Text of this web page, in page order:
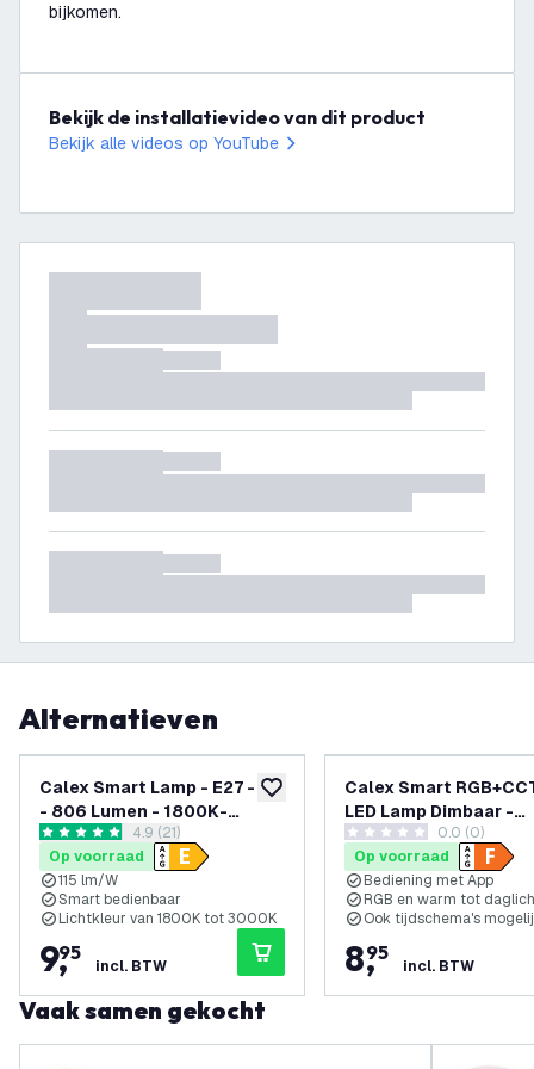
bijkomen.
Bekijk de installatievideo van dit product
Bekijk alle videos op YouTube
Alternatieven
toevoegen aan verlanglijst
Calex Smart Lamp - E27 - 7W
- 806 Lumen - 1800K-
3000K reviews drawer openen
4.9 score sterren4.9 (21)
Op voorraad
115 lm/W
Smart bedienbaar
Lichtkleur van 1800K tot 3000K
9,
95
incl. BTW
Calex Smart
LED Lamp Dimbaar -
Bluetooth Mesh -
0 score sterren0.0 (0)
Op voorraad
Bediening met App
RGB en warm tot
Ook tijdschema's
8,
95
incl. BTW
Vaak samen gekocht